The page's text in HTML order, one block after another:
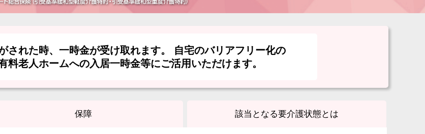
された時、一時金が受け取れます。 自宅のバリアフリー化の
料老人ホームへの入居一時金等にご活用いただけます。
保障 該当となる要介護状態とは